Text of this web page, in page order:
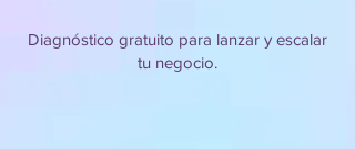
Diagnóstico gratuito para lanzar y escalar
tu negocio.